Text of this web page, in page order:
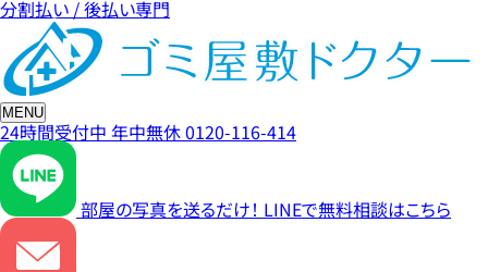
分割払い / 後払い専門
MENU
24時間受付中 年中無休0120-116-414
部屋の写真を送るだけ！ LINEで無料相談はこちら